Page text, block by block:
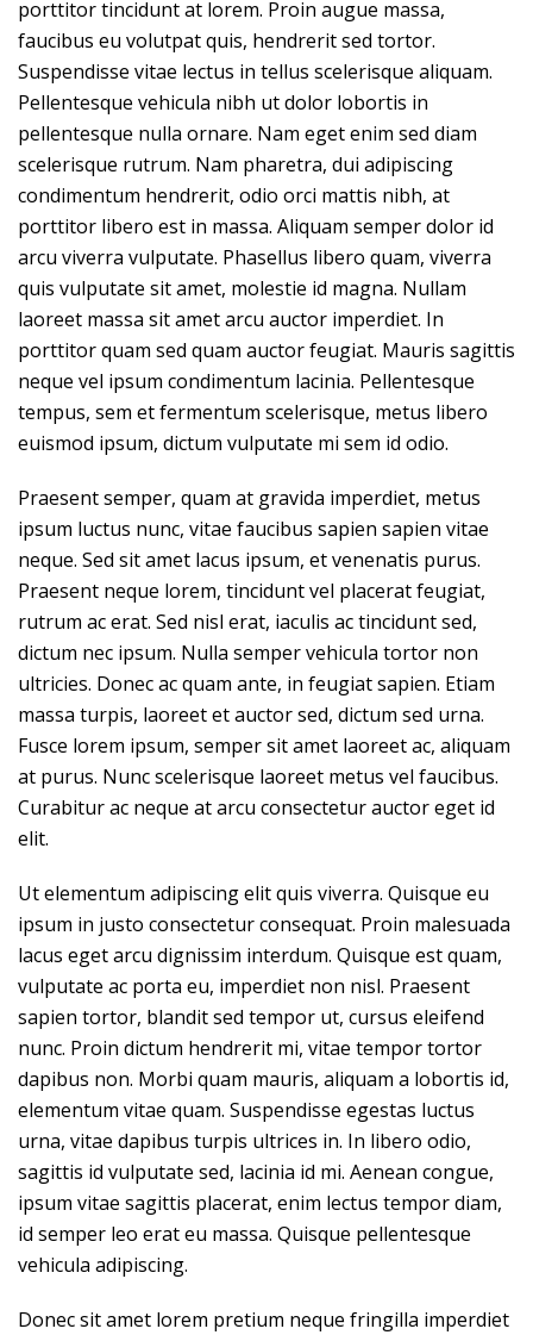
porttitor tincidunt at lorem. Proin augue massa,
faucibus eu volutpat quis, hendrerit sed tortor.
Suspendisse vitae lectus in tellus scelerisque aliquam.
Pellentesque vehicula nibh ut dolor lobortis in
pellentesque nulla ornare. Nam eget enim sed diam
scelerisque rutrum. Nam pharetra, dui adipiscing
condimentum hendrerit, odio orci mattis nibh, at
porttitor libero est in massa. Aliquam semper dolor id
arcu viverra vulputate. Phasellus libero quam, viverra
quis vulputate sit amet, molestie id magna. Nullam
laoreet massa sit amet arcu auctor imperdiet. In
porttitor quam sed quam auctor feugiat. Mauris sagittis
neque vel ipsum condimentum lacinia. Pellentesque
tempus, sem et fermentum scelerisque, metus libero
euismod ipsum, dictum vulputate mi sem id odio.
Praesent semper, quam at gravida imperdiet, metus
ipsum luctus nunc, vitae faucibus sapien sapien vitae
neque. Sed sit amet lacus ipsum, et venenatis purus.
Praesent neque lorem, tincidunt vel placerat feugiat,
rutrum ac erat. Sed nisl erat, iaculis ac tincidunt sed,
dictum nec ipsum. Nulla semper vehicula tortor non
ultricies. Donec ac quam ante, in feugiat sapien. Etiam
massa turpis, laoreet et auctor sed, dictum sed urna.
Fusce lorem ipsum, semper sit amet laoreet ac, aliquam
at purus. Nunc scelerisque laoreet metus vel faucibus.
Curabitur ac neque at arcu consectetur auctor eget id
elit.
Ut elementum adipiscing elit quis viverra. Quisque eu
ipsum in justo consectetur consequat. Proin malesuada
lacus eget arcu dignissim interdum. Quisque est quam,
vulputate ac porta eu, imperdiet non nisl. Praesent
sapien tortor, blandit sed tempor ut, cursus eleifend
nunc. Proin dictum hendrerit mi, vitae tempor tortor
dapibus non. Morbi quam mauris, aliquam a lobortis id,
elementum vitae quam. Suspendisse egestas luctus
urna, vitae dapibus turpis ultrices in. In libero odio,
sagittis id vulputate sed, lacinia id mi. Aenean congue,
ipsum vitae sagittis placerat, enim lectus tempor diam,
id semper leo erat eu massa. Quisque pellentesque
vehicula adipiscing.
Donec sit amet lorem pretium neque fringilla imperdiet